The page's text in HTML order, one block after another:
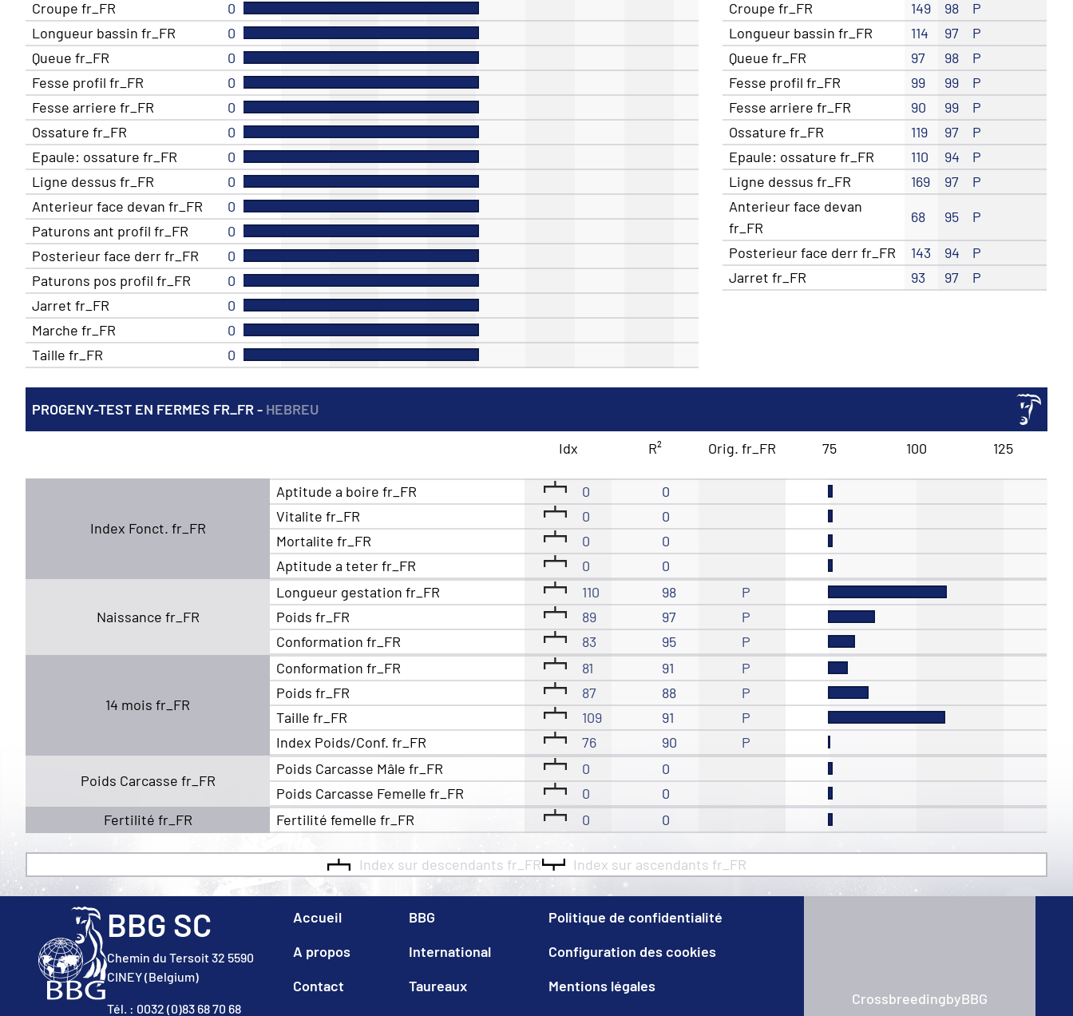
Croupe fr_FR
0
Longueur bassin fr_FR
0
Queue fr_FR
0
Fesse profil fr_FR
0
Fesse arriere fr_FR
0
Ossature fr_FR
0
Epaule: ossature fr_FR
0
Ligne dessus fr_FR
0
Anterieur face devan fr_FR
0
Paturons ant profil fr_FR
0
Posterieur face derr fr_FR
0
Paturons pos profil fr_FR
0
Jarret fr_FR
0
Marche fr_FR
0
Taille fr_FR
0
Croupe fr_FR
149 98
P
Longueur bassin fr_FR
114 97
P
Queue fr_FR
97 98
P
Fesse profil fr_FR
99 99
P
Fesse arriere fr_FR
90 99
P
Ossature fr_FR
119 97
P
Epaule: ossature fr_FR
110 94
P
Ligne dessus fr_FR
169 97
P
Anterieur face devan
fr_FR
68 95 P
Posterieur face derr fr_FR 143 94
P
Jarret fr_FR
93 97 P
PROGENY-TEST EN FERMES FR_FR - HEBREU
Idx R² Orig. fr_FR 75 100 125
Index Fonct. fr_FR
Aptitude a boire fr_FR 0
0
Vitalite fr_FR
0
0
Mortalite fr_FR
0
0
Aptitude a teter fr_FR
0 0
Naissance fr_FR
Longueur gestation fr_FR 110 98
P
Poids fr_FR
89 97
P
Conformation fr_FR
83 95 P
14 mois fr_FR
Conformation fr_FR 81 91
P
Poids fr_FR
87 88
P
Taille fr_FR
109 91
P
Index Poids/Conf. fr_FR
76 90 P
Poids Carcasse fr_FR
Poids Carcasse Mâle fr_FR 0
0
Poids Carcasse Femelle fr_FR
0
0
Fertilité fr_FR
Fertilité femelle fr_FR 0 0
Index sur descendants fr_FR Index sur ascendants fr_FR
BBG SC
Chemin du Tersoit 32 5590
CINEY (Belgium)
Tél. : 0032 (0)83 68 70 68
Accueil
A propos
Contact
BBG
International
Taureaux
Politique de confidentialité
Configuration des cookies
Mentions légales
CrossbreedingbyBBG